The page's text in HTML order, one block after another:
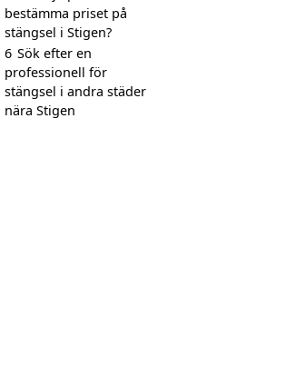
bestämma priset på
stängsel i Stigen?
6 Sök efter en
professionell för
stängsel i andra städer
nära Stigen